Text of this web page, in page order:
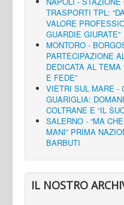
TRASPORTI TPL:
VALORE
GUARDIE GIURATE”
MONTORO -
PARTECIPAZIONE
DEDICATA AL
E FEDE”
VIETRI SUL MARE -
GUARIGLIA:
COLTRANE E “IL
SALERNO - “MA
MANI” PRIMA
BARBUTI
IL NOSTRO